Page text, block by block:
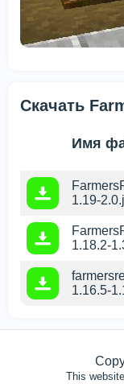
Скачать
Имя
1.19-
1.18.2-
1.16.5-
This